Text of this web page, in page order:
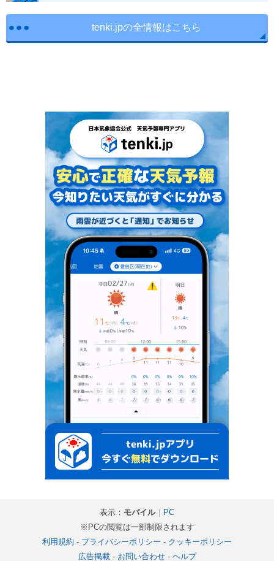
tenki.jpの全情報はこちら
表示： モバイル｜ PC
※PCの閲覧は一部制限されます
利用規約 - プライバシーポリシー - クッキーポリシー
広告掲載- お問い合わせ- ヘルプ